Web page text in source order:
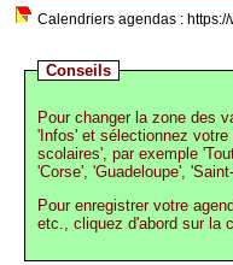
Calendriers agendas :
Conseils
Pour changer la zone des
'Infos' et sélectionnez
scolaires', par exemple
'Corse', 'Guadeloupe',
Pour enregistrer votre
etc., cliquez d'abord sur la